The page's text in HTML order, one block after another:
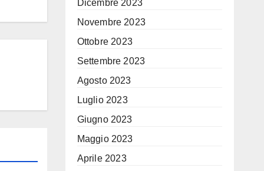
Dicembre 2023
Novembre 2023
Ottobre 2023
Settembre 2023
Agosto 2023
Luglio 2023
Giugno 2023
Maggio 2023
Aprile 2023